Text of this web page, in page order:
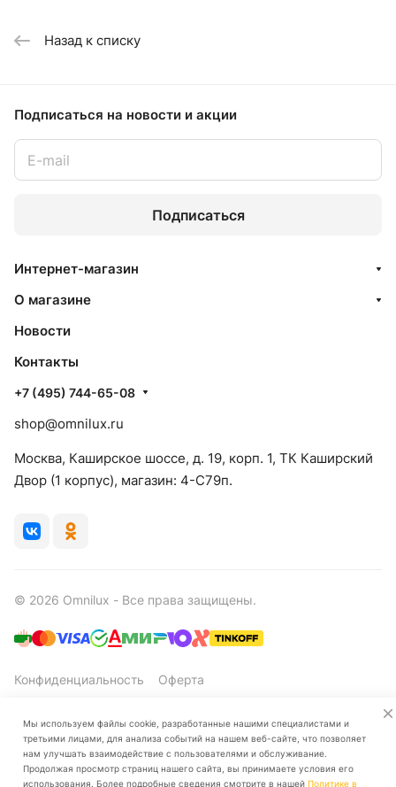
Назад к списку
Подписаться на новости и акции
Подписаться
Интернет-магазин
О магазине
Новости
Контакты
+7 (495) 744-65-08
shop@omnilux.ru
Москва, Каширское шоссе, д. 19, корп. 1, ТК Каширский
Двор (1 корпус), магазин: 4-C79п.
© 2026 Omnilux - Все права защищены.
Конфиденциальность Оферта
Мы используем файлы cookie, разработанные нашими специалистами и
третьими лицами, для анализа событий на нашем веб-сайте, что позволяет
нам улучшать взаимодействие с пользователями и обслуживание.
Продолжая просмотр страниц нашего сайта, вы принимаете условия его
использования. Более подробные сведения смотрите в нашей Политике в